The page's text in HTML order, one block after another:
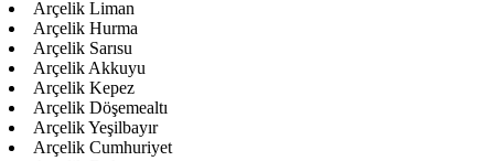
Arçelik Liman
Arçelik Hurma
Arçelik Sarısu
Arçelik Akkuyu
Arçelik Kepez
Arçelik Döşemealtı
Arçelik Yeşilbayır
Arçelik Cumhuriyet